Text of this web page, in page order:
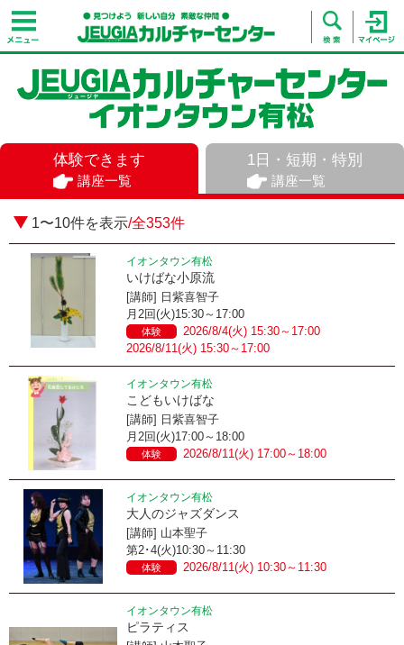
体験できます
講座一覧
1日・短期・特別
講座一覧
1〜10件を表示/全353件
イオンタウン有松
いけばな小原流
[講師] 日紫喜智子
月2回(火)15:30～17:00
体験
2026/8/4(火) 15:30～17:00
2026/8/11(火) 15:30～17:00
イオンタウン有松
こどもいけばな
[講師] 日紫喜智子
月2回(火)17:00～18:00
体験 2026/8/11(火) 17:00～18:00
イオンタウン有松
大人のジャズダンス
[講師] 山本聖子
第2･4(火)10:30～11:30
体験 2026/8/11(火) 10:30～11:30
イオンタウン有松
ピラティス